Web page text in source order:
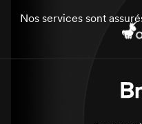
efficacement et en
serez amené à
Nos services sont